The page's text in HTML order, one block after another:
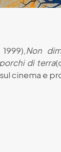
Non
di terra
cinema e